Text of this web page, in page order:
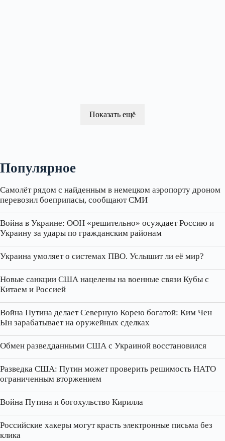
Показать ещё
Популярное
Самолёт рядом с найденным в немецком аэропорту дроном
перевозил боеприпасы, сообщают СМИ
Война в Украине: ООН «решительно» осуждает Россию и
Украину за удары по гражданским районам
Украина умоляет о системах ПВО. Услышит ли её мир?
Новые санкции США нацелены на военные связи Кубы с
Китаем и Россией
Война Путина делает Северную Корею богатой: Ким Чен
Ын зарабатывает на оружейных сделках
Обмен разведданными США с Украиной восстановился
Разведка США: Путин может проверить решимость НАТО
ограниченным вторжением
Война Путина и богохульство Кирилла
Российские хакеры могут красть электронные письма без
клика